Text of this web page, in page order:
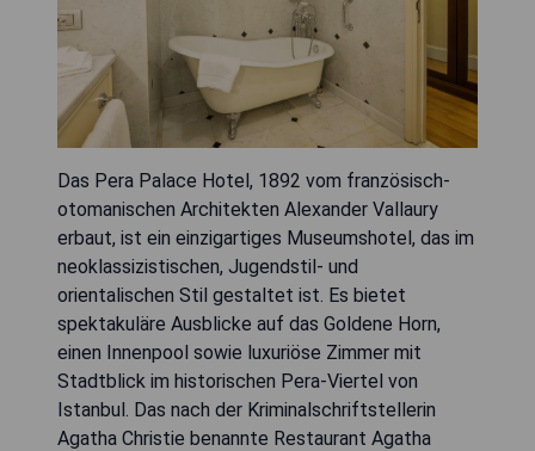
Das Pera Palace Hotel, 1892 vom französisch-
otomanischen Architekten Alexander Vallaury
erbaut, ist ein einzigartiges Museumshotel, das im
neoklassizistischen, Jugendstil- und
orientalischen Stil gestaltet ist. Es bietet
spektakuläre Ausblicke auf das Goldene Horn,
einen Innenpool sowie luxuriöse Zimmer mit
Stadtblick im historischen Pera-Viertel von
Istanbul. Das nach der Kriminalschriftstellerin
Agatha Christie benannte Restaurant Agatha